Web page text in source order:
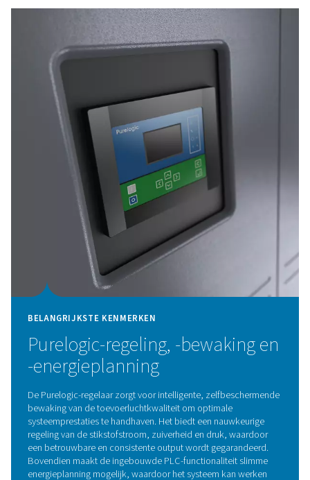
verbeterde geluidsisolatie zorgt voor een zeer stille
terwijl het compacte ontwerp profiteert van de
koeldroger, waardoor het systeem zowel
zeer effectief is.